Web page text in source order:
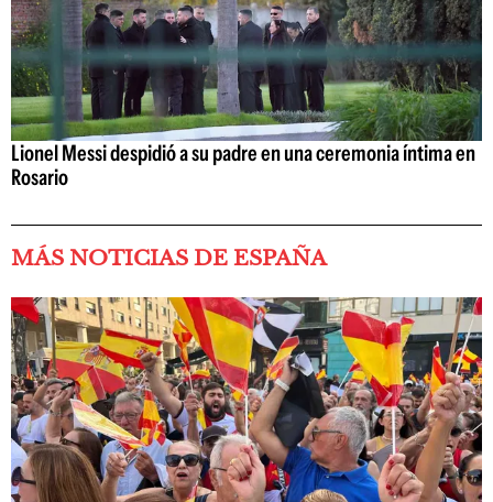
Lionel Messi despidió a su padre en una ceremonia íntima en
Rosario
MÁS NOTICIAS DE ESPAÑA